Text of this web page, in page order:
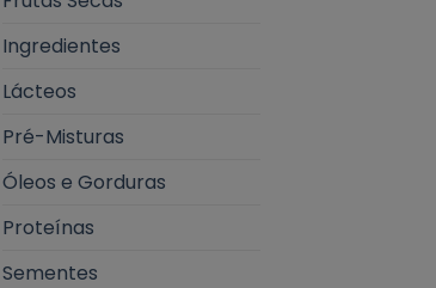
Ingredientes
Lácteos
Pré-Misturas
Óleos e Gorduras
Proteínas
Sementes